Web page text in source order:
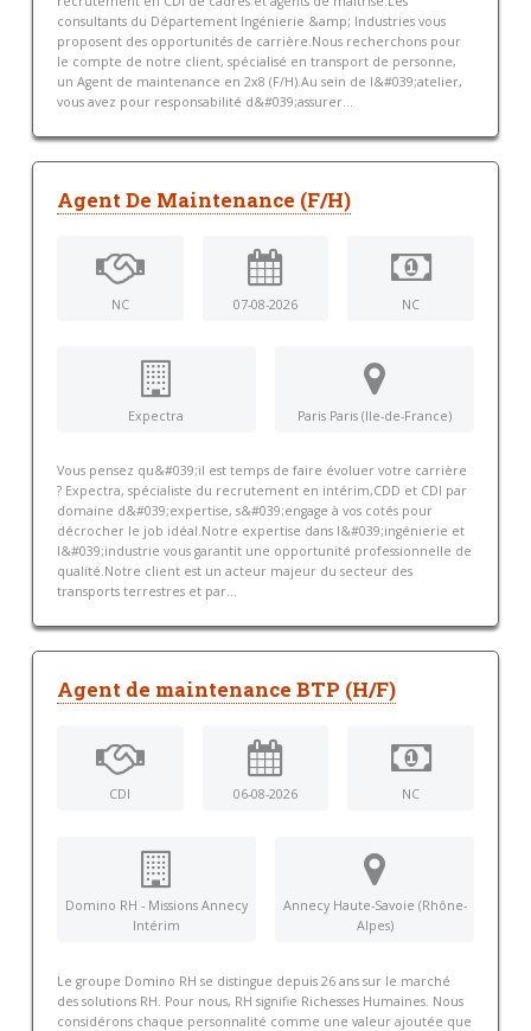
consultants du Département Ingénierie &amp; Industries vous
proposent des opportunités de carrière.Nous recherchons pour
le compte de notre client, spécialisé en transport de personne,
un Agent de maintenance en 2x8 (F/H).Au sein de l&#039;atelier,
vous avez pour responsabilité d&#039;assurer...
Agent De Maintenance (F/H)
NC 07-08-2026 NC
Expectra Paris Paris (Ile-de-France)
Vous pensez qu&#039;il est temps de faire évoluer votre carrière
? Expectra, spécialiste du recrutement en intérim,CDD et CDI par
domaine d&#039;expertise, s&#039;engage à vos cotés pour
décrocher le job idéal.Notre expertise dans l&#039;ingénierie et
l&#039;industrie vous garantit une opportunité professionnelle de
qualité.Notre client est un acteur majeur du secteur des
transports terrestres et par...
Agent de maintenance BTP (H/F)
CDI 06-08-2026 NC
Domino RH - Missions Annecy
Intérim
Annecy Haute-Savoie (Rhône-
Alpes)
Le groupe Domino RH se distingue depuis 26 ans sur le marché
des solutions RH. Pour nous, RH signifie Richesses Humaines. Nous
considérons chaque personnalité comme une valeur ajoutée que